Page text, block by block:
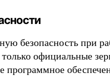
безопасность при
официальные
программное